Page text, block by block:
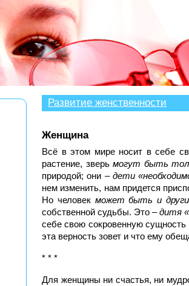
В разделе «Нужен совет?» много
Развитие женственности
Женщина
Всё в этом мире носит в себе
растение, зверьмогут быть
природой; они – дети
нем изменить, нам придется
Но человек может быть и
собственной судьбы. Это –дитя
себе свою сокровенную сущность
эта верность зовет и что ему
* * *
Для женщины ни счастья, ни